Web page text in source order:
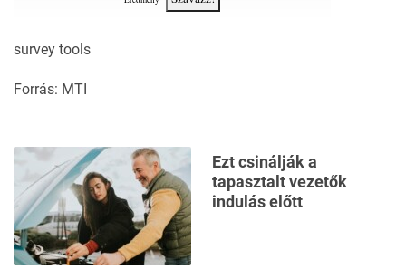
survey tools
Forrás: MTI
Ezt csinálják a
tapasztalt vezetők
indulás előtt